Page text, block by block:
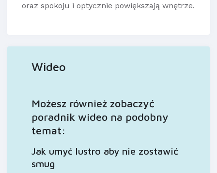
oraz spokoju i optycznie powiększają wnętrze.
Wideo
Możesz również zobaczyć
poradnik wideo na podobny
temat:
Jak umyć lustro aby nie zostawić
smug